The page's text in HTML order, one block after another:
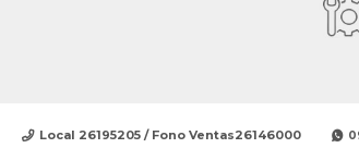
Local 26195205 / Fono Ventas26146000